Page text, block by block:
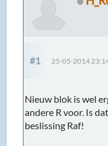
#1 25-05-2014
Nieuw blok is wel
andere R voor. Is
beslissing Raf!